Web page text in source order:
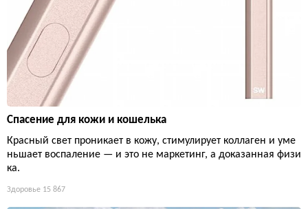
Спасение для кожи и кошелька
Красный свет проникает в кожу, стимулирует коллаген и уме
ньшает воспаление — и это не маркетинг, а доказанная физи
ка.
Здоровье 15 867